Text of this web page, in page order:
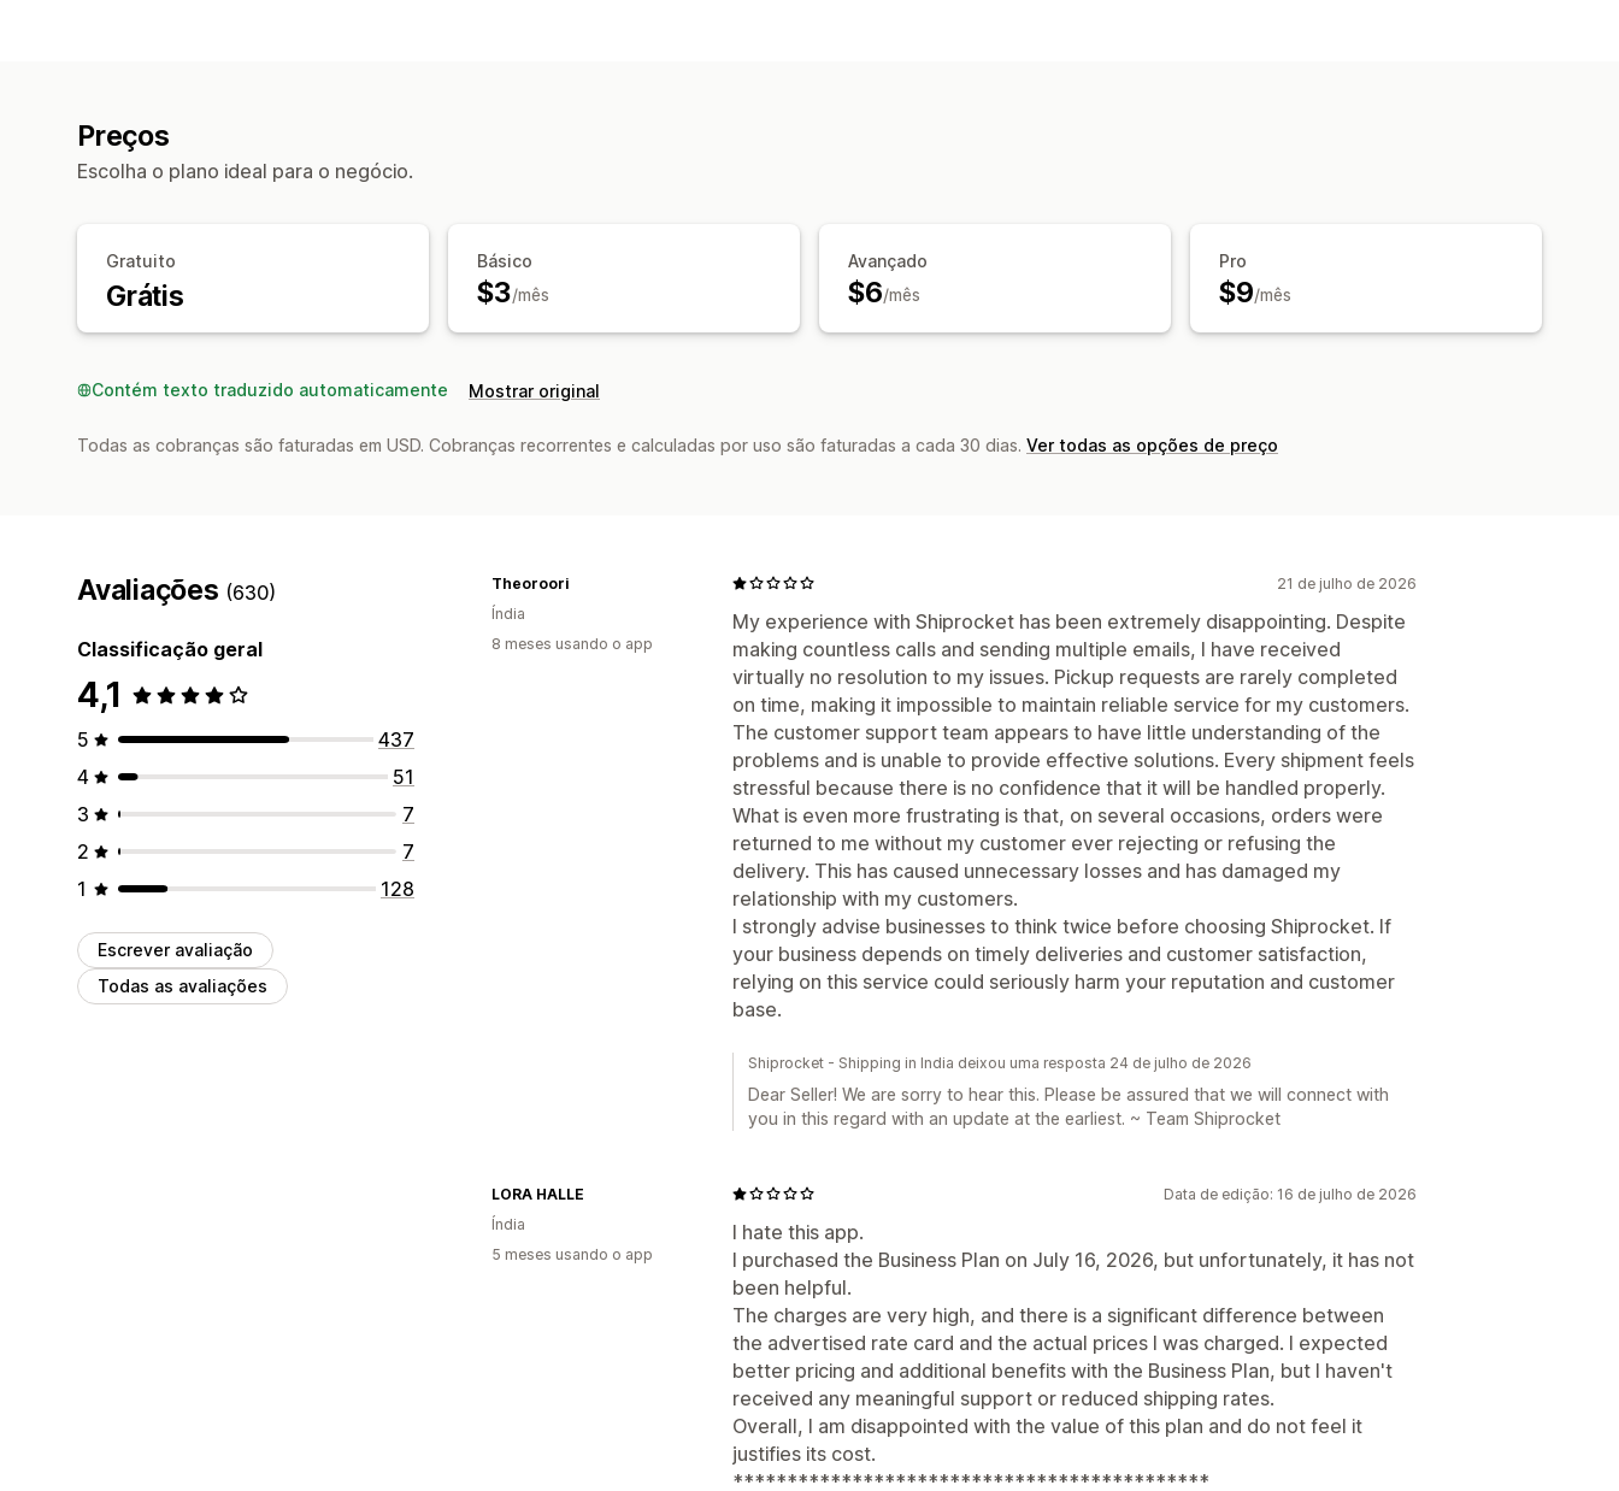
Preços
Escolha o plano ideal para o negócio.
Gratuito
Grátis
Básico
$3/mês
Avançado
$6/mês
Pro
$9/mês
Contém texto traduzido automaticamente Mostrar original
Todas as cobranças são faturadas em USD. Cobranças recorrentes e calculadas por uso são faturadas a cada 30 dias. Ver todas as opções de preço
Avaliações (630)
Classificação geral
4,1
5
437
4
51
3
7
2
7
1
128
Escrever avaliação
Todas as avaliações
21 de julho de 2026
My experience with Shiprocket has been extremely disappointing. Despite
making countless calls and sending multiple emails, I have received
virtually no resolution to my issues. Pickup requests are rarely completed
on time, making it impossible to maintain reliable service for my customers.
The customer support team appears to have little understanding of the
problems and is unable to provide effective solutions. Every shipment feels
stressful because there is no confidence that it will be handled properly.
What is even more frustrating is that, on several occasions, orders were
returned to me without my customer ever rejecting or refusing the
delivery. This has caused unnecessary losses and has damaged my
relationship with my customers.
I strongly advise businesses to think twice before choosing Shiprocket. If
your business depends on timely deliveries and customer satisfaction,
relying on this service could seriously harm your reputation and customer
base.
Theoroori
Índia
8 meses usando o app
Shiprocket - Shipping in India deixou uma resposta 24 de julho de 2026
Dear Seller! We are sorry to hear this. Please be assured that we will connect with
you in this regard with an update at the earliest. ~ Team Shiprocket
Data de edição: 16 de julho de 2026
I hate this app.
I purchased the Business Plan on July 16, 2026, but unfortunately, it has not
been helpful.
The charges are very high, and there is a significant difference between
the advertised rate card and the actual prices I was charged. I expected
better pricing and additional benefits with the Business Plan, but I haven't
received any meaningful support or reduced shipping rates.
Overall, I am disappointed with the value of this plan and do not feel it
justifies its cost.
********************************************
LORA HALLE
Índia
5 meses usando o app